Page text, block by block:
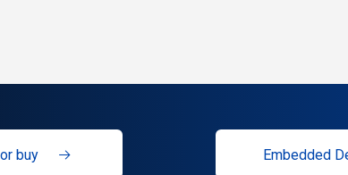
buy Embedded